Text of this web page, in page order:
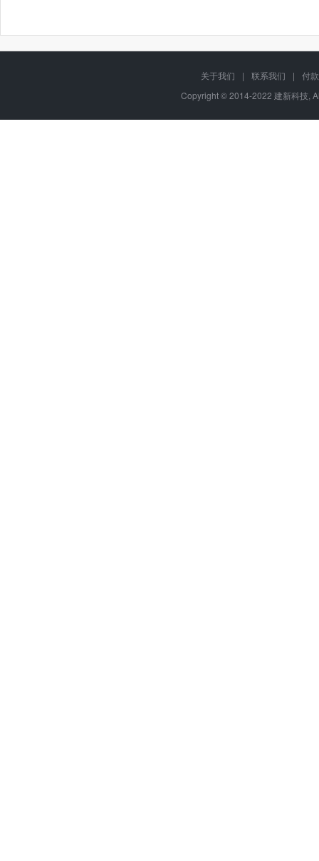
关于我们 | 联系我们 |
付
Copyright © 2014-2022 建新科技,